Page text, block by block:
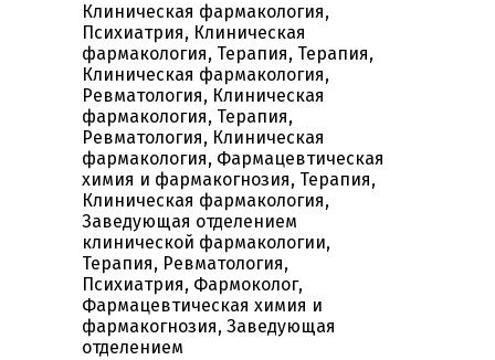
Клиническая фармакология,
Психиатрия, Клиническая
фармакология, Терапия, Терапия,
Клиническая фармакология,
Ревматология, Клиническая
фармакология, Терапия,
Ревматология, Клиническая
фармакология, Фармацевтическая
химия и фармакогнозия, Терапия,
Клиническая фармакология,
Заведующая отделением
клинической фармакологии,
Терапия, Ревматология,
Психиатрия, Фармоколог,
Фармацевтическая химия и
фармакогнозия, Заведующая
отделением